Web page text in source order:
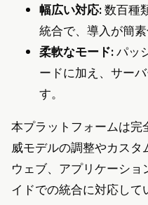
幅広い対応:数百種
統合で、導入が簡素
柔軟なモード:パッ
ードに加え、サー
す。
本プラットフォームは
威モデルの調整やカスタ
ウェブ、アプリケーシ
イドでの統合に対応して